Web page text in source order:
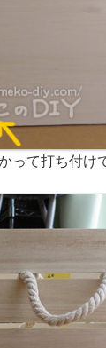
って打ち付け